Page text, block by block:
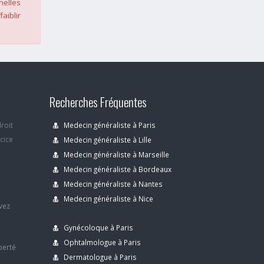
Recherches Fréquentes
Medecin généraliste à Paris
Medecin généraliste à Lille
Medecin généraliste à Marseille
Medecin généraliste à Bordeaux
Medecin généraliste à Nantes
Medecin généraliste à Nice
Gynécoloque à Paris
Ophtalmologue à Paris
Dermatologue à Paris